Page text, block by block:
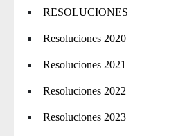
RESOLUCIONES
Resoluciones 2020
Resoluciones 2021
Resoluciones 2022
Resoluciones 2023